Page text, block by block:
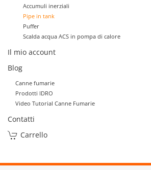
Accumuli inerziali
Pipe in tank
Puffer
Scalda acqua ACS in pompa di calore
Il mio account
Blog
Canne fumarie
Prodotti IDRO
Video Tutorial Canne Fumarie
Contatti
Carrello